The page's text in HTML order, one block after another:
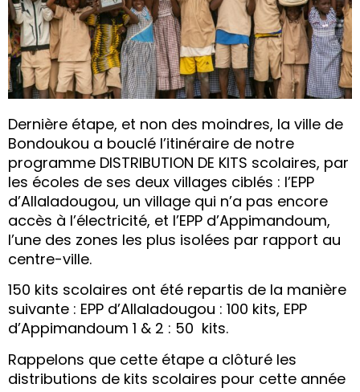
Dernière étape, et non des moindres, la ville de
Bondoukou a bouclé l’itinéraire de notre
programme DISTRIBUTION DE KITS scolaires, par
les écoles de ses deux villages ciblés : l’EPP
d’Allaladougou, un village qui n’a pas encore
accès à l’électricité, et l’EPP d’Appimandoum,
l’une des zones les plus isolées par rapport au
centre-ville.
150 kits scolaires ont été repartis de la manière
suivante : EPP d’Allaladougou : 100 kits, EPP
d’Appimandoum 1 & 2 : 50 kits.
Rappelons que cette étape a clôturé les
distributions de kits scolaires pour cette année